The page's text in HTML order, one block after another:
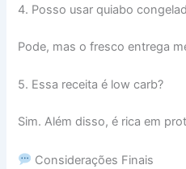
4. Posso usar quiabo
Pode, mas o fresco entrega
5. Essa receita é low carb?
Sim. Além disso, é rica em
Considerações Finais